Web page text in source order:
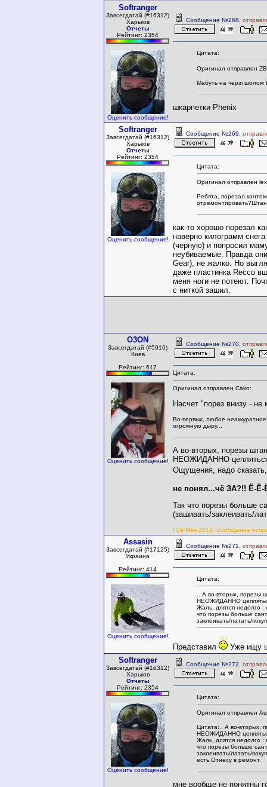
Softranger
Завсегдатай (#16312)
Харьков
Отчеты
Рейтинг: 2354
Оценить сообщение!
Сообщение №268 ,
Цитата:
Оригинал отправлен
Мабуть на черзi шолом
шкарпетки Phenix
Softranger
Завсегдатай (#16312)
Харьков
Отчеты
Рейтинг: 2354
Оценить сообщение!
Сообщение №269 ,
Цитата:
Оригинал отправлен
Ребята, порезал
как-то хорошо порезал
наверно килограмм
(черную) и попросил
неубиваемые. Правда
Gear), не жалко. Но
даже пластинка Recco
меня ноги не потеют.
с ниткой зашил.
O3ON
Завсегдатай (#5916)
Киев
Рейтинг: 617
Оценить сообщение!
Сообщение №270 ,
Цитата:
Оригинал отправлен Cairo:
Насчет "порез внизу - не
Во-первых, любое
огромную дыру...
А во-вторых, порезы
НЕОЖИДАННО цепляться
Ощущения, надо
не понял...чё ЗА?!! Ё-Ё-
Так что порезы больше
(зашивать/заклеивать/
[ 09 Мая 2012: Сообщение
Assasin
Завсегдатай (#17125)
Украина
Рейтинг: 414
Оценить сообщение!
Сообщение №271 ,
Цитата:
.. А во-вторых,
НЕОЖИДАННО
Жаль, длятся недолго
что порезы больше
заклеивать/латать/
Представил
Уже ищу
Softranger
Завсегдатай (#16312)
Харьков
Отчеты
Рейтинг: 2354
Оценить сообщение!
Сообщение №272 ,
Цитата:
Оригинал отправлен
Цитата:.. А во-вторых,
НЕОЖИДАННО
Жаль, длятся недолго
что порезы больше
заклеивать/латать/
есть.Отнесу в ремонт.
мне вообще не понятны